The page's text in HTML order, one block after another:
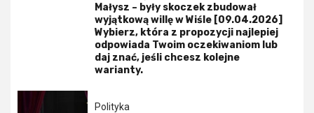
Małysz – były skoczek zbudował
wyjątkową willę w Wiśle [09.04.2026]
Wybierz, która z propozycji najlepiej
odpowiada Twoim oczekiwaniom lub
daj znać, jeśli chcesz kolejne
warianty.
Polityka